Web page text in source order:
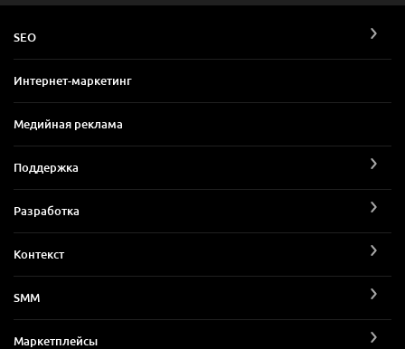
SEO
Интернет-маркетинг
Медийная реклама
Поддержка
Разработка
Контекст
SMM
Маркетплейсы